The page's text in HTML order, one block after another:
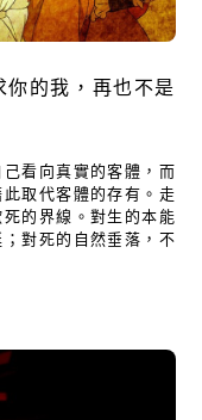
你的我，再也不是
看向真實的客體，而
取代客體的存有。走
的界線。對生的本能
對死的自然垂落，不